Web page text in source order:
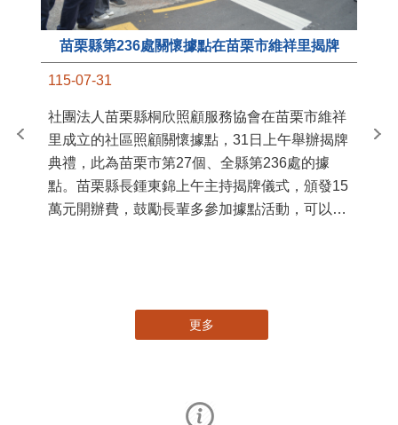
苗栗縣第236處關懷據點在苗栗市維祥里揭牌
115-07-31
社團法人苗栗縣桐欣照顧服務協會在苗栗市維祥
里成立的社區照顧關懷據點，31日上午舉辦揭牌
典禮，此為苗栗市第27個、全縣第236處的據
點。苗栗縣長鍾東錦上午主持揭牌儀式，頒發15
萬元開辦費，鼓勵長輩多參加據點活動，可以更
苗
更多